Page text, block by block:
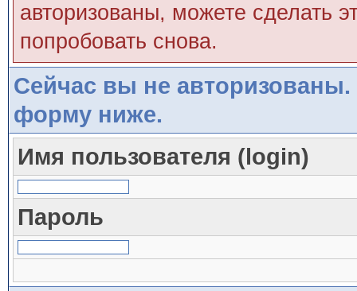
авторизованы, можете сделать
попробовать снова.
Сейчас вы не авторизованы.
форму ниже.
Имя пользователя (login)
Пароль